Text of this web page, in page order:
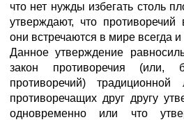
что нет нужды избегать столь
утверждают, что
они встречаются в мире всегда
Данное утверждение
закон противоречия (или,
противоречий)
противоречащих друг другу
одновременно или что